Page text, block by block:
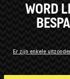
WORD
Er zijn enkele